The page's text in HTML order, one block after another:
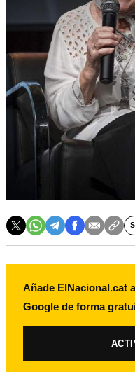
Añade ElNacional.cat
Google de forma